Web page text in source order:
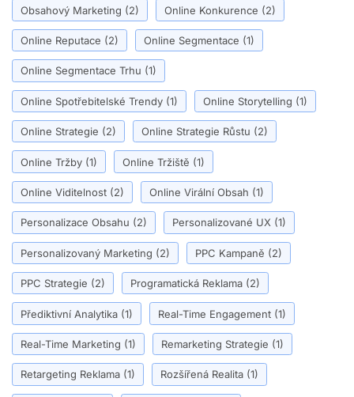
Obsahový Marketing (2) Online Konkurence (2)
Online Reputace (2) Online Segmentace (1)
Online Segmentace Trhu (1)
Online Spotřebitelské Trendy (1) Online Storytelling (1)
Online Strategie (2) Online Strategie Růstu (2)
Online Tržby (1) Online Tržiště (1)
Online Viditelnost (2) Online Virální Obsah (1)
Personalizace Obsahu (2) Personalizované UX (1)
Personalizovaný Marketing (2) PPC Kampaně (2)
PPC Strategie (2) Programatická Reklama (2)
Přediktivní Analytika (1) Real-Time Engagement (1)
Real-Time Marketing (1) Remarketing Strategie (1)
Retargeting Reklama (1) Rozšířená Realita (1)